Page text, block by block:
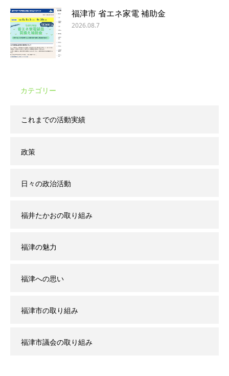
福津市 省エネ家電 補助金
2026.08.7
カテゴリー
これまでの活動実績
政策
日々の政治活動
福井たかおの取り組み
福津の魅力
福津への思い
福津市の取り組み
福津市議会の取り組み